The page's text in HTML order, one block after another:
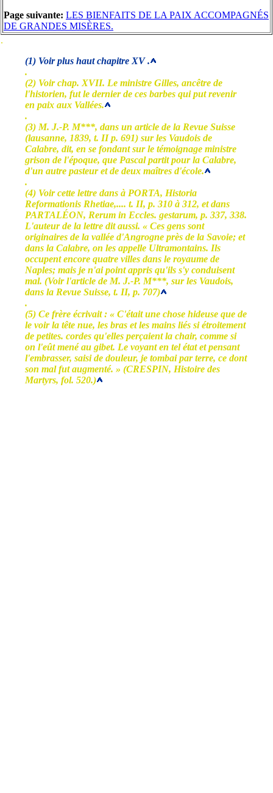
Page suivante: LES BIENFAITS DE LA PAIX ACCOMPAGNÉS
DE GRANDES MISÈRES.
.
(1) Voir plus haut chapitre XV .
.
(2) Voir chap. XVII. Le ministre Gilles, ancêtre de
l'historien, fut le dernier de ces barbes qui put revenir
en paix aux Vallées.
.
(3) M. J.-P. M***, dans un article de la Revue Suisse
(lausanne, 1839, t. II p. 691) sur les Vaudois de
Calabre, dit, en se fondant sur le témoignage ministre
grison de l'époque, que Pascal partit pour la Calabre,
d'un autre pasteur et de deux maîtres d'école.
.
(4) Voir cette lettre dans à PORTA, Historia
Reformationis Rhetiae,.... t. II, p. 310 à 312, et dans
PARTALÉON, Rerum in Eccles. gestarum, p. 337, 338.
L'auteur de la lettre dit aussi. « Ces gens sont
originaires de la vallée d'Angrogne près de la Savoie; et
dans la Calabre, on les appelle Ultramontains. Ils
occupent encore quatre villes dans le royaume de
Naples; mais je n'ai point appris qu'ils s'y conduisent
mal. (Voir l'article de M. J.-P. M***, sur les Vaudois,
dans la Revue Suisse, t. II, p. 707)
.
(5) Ce frère écrivait : « C'était une chose hideuse que de
le voir la tête nue, les bras et les mains liés si étroitement
de petites. cordes qu'elles perçaient la chair, comme si
on l'eût mené au gibet. Le voyant en tel état et pensant
l'embrasser, saisi de douleur, je tombai par terre, ce dont
son mal fut augmenté. » (CRESPIN, Histoire des
Martyrs, fol. 520.)